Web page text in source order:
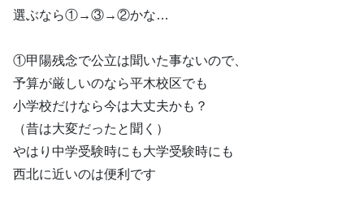
選ぶなら①→③→②かな…
①甲陽残念で公立は聞いた事ないので、
予算が厳しいのなら平木校区でも
小学校だけなら今は大丈夫かも？
（昔は大変だったと聞く）
やはり中学受験時にも大学受験時にも
西北に近いのは便利です